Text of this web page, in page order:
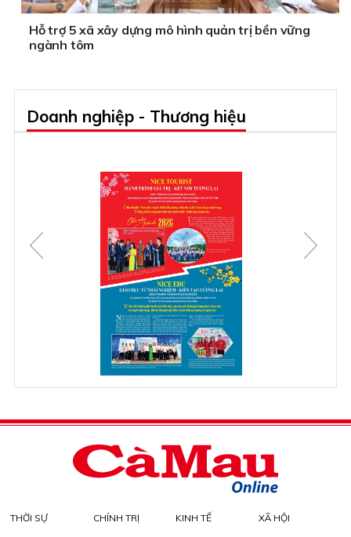
Hỗ trợ 5 xã xây dựng mô hình quản trị bền vững
ngành tôm
Doanh nghiệp - Thương hiệu
THỜI SỰ CHÍNH TRỊ KINH TẾ XÃ HỘI